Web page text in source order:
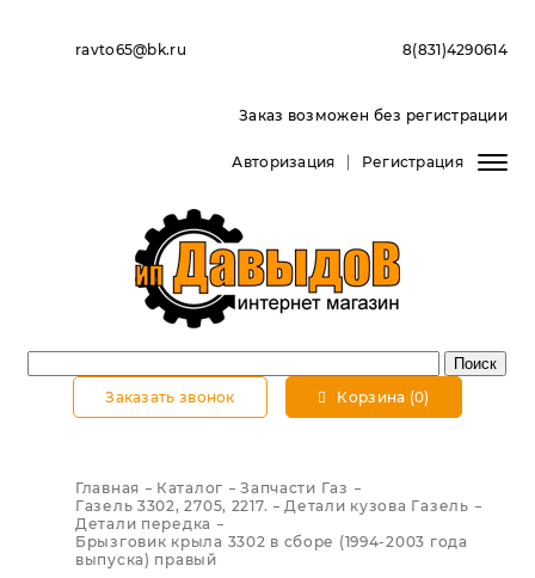
ravto65@bk.ru 8(831)4290614
Заказ возможен без регистрации
Авторизация Регистрация
Заказать звонок Корзина (0)
Главная Каталог
Запчасти Газ
Газель 3302, 2705, 2217.
Детали кузова Газель
Детали передка
Брызговик крыла 3302 в сборе (1994-2003 года
выпуска) правый